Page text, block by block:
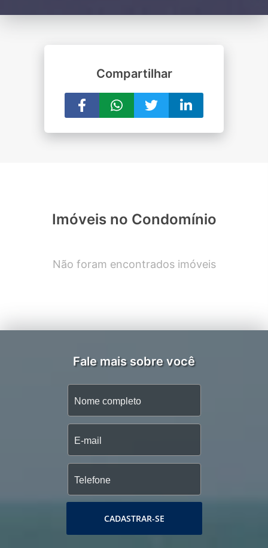
Compartilhar
Imóveis no Condomínio
Não foram encontrados imóveis
Fale mais sobre você
CADASTRAR-SE